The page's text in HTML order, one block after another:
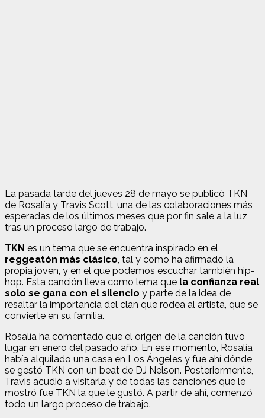
La pasada tarde del jueves 28 de mayo se publicó TKN
de Rosalía y Travis Scott, una de las colaboraciones más
esperadas de los últimos meses que por fin sale a la luz
tras un proceso largo de trabajo.
TKN es un tema que se encuentra inspirado en el
reggeatón más clásico, tal y como ha afirmado la
propia joven, y en el que podemos escuchar también hip-
hop. Esta canción lleva como lema que la confianza real
solo se gana con el silencio y parte de la idea de
resaltar la importancia del clan que rodea al artista, que se
convierte en su familia.
Rosalía ha comentado que el origen de la canción tuvo
lugar en enero del pasado año. En ese momento, Rosalía
había alquilado una casa en Los Ángeles y fue ahí dónde
se gestó TKN con un beat de DJ Nelson. Posteriormente,
Travis acudió a visitarla y de todas las canciones que le
mostró fue TKN la que le gustó. A partir de ahí, comenzó
todo un largo proceso de trabajo.